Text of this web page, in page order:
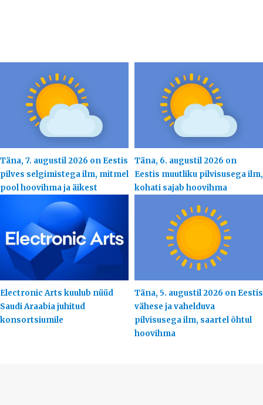
Täna, 7. augustil 2026 on Eestis
pilves selgimistega ilm, mitmel
pool hoovihma ja äikest
Täna, 6. augustil 2026 on
Eestis muutliku pilvisusega ilm,
kohati sajab hoovihma
Electronic Arts kuulub nüüd
Saudi Araabia juhitud
konsortsiumile
Täna, 5. augustil 2026 on Eestis
vähese ja vahelduva
pilvisusega ilm, saartel õhtul
hoovihma